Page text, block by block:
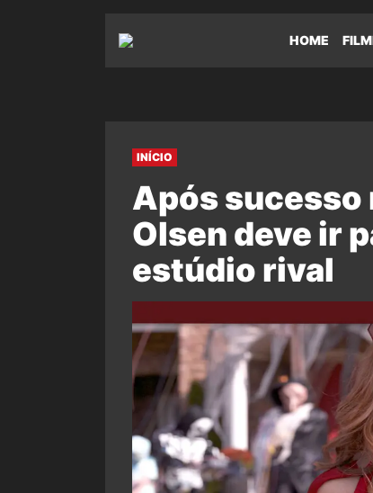
HOME
INÍCIO
Após sucesso
Olsen deve ir
estúdio rival